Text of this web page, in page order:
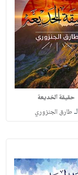
حقيقة الخديعة
لـطارق الجنزوري